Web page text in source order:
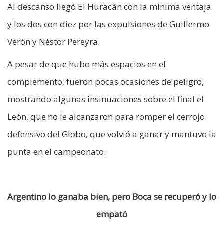
Al descanso llegó El Huracán con la mínima ventaja
y los dos con diez por las expulsiones de Guillermo
Verón y Néstor Pereyra.
A pesar de que hubo más espacios en el
complemento, fueron pocas ocasiones de peligro,
mostrando algunas insinuaciones sobre el final el
León, que no le alcanzaron para romper el cerrojo
defensivo del Globo, que volvió a ganar y mantuvo la
punta en el campeonato.
Argentino lo ganaba bien, pero Boca se recuperó y lo
empató